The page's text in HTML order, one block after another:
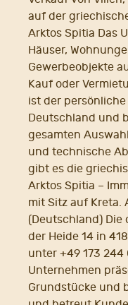
auf der
Arktos Spitia Das
Häuser,
Gewerbeobjekte
Kauf oder
ist der
Deutschland und
gesamten
und technische
gibt es die
Arktos Spitia –
mit Sitz auf Kreta.
(Deutschland)
der Heide 14 in
unter +49 173
Unternehmen
Grundstücke und